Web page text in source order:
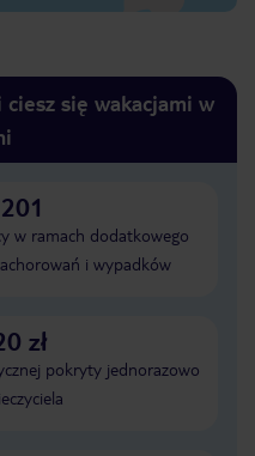
się wakacjami w
w ramach dodatkowego
i wypadków
zł
pokryty jednorazowo